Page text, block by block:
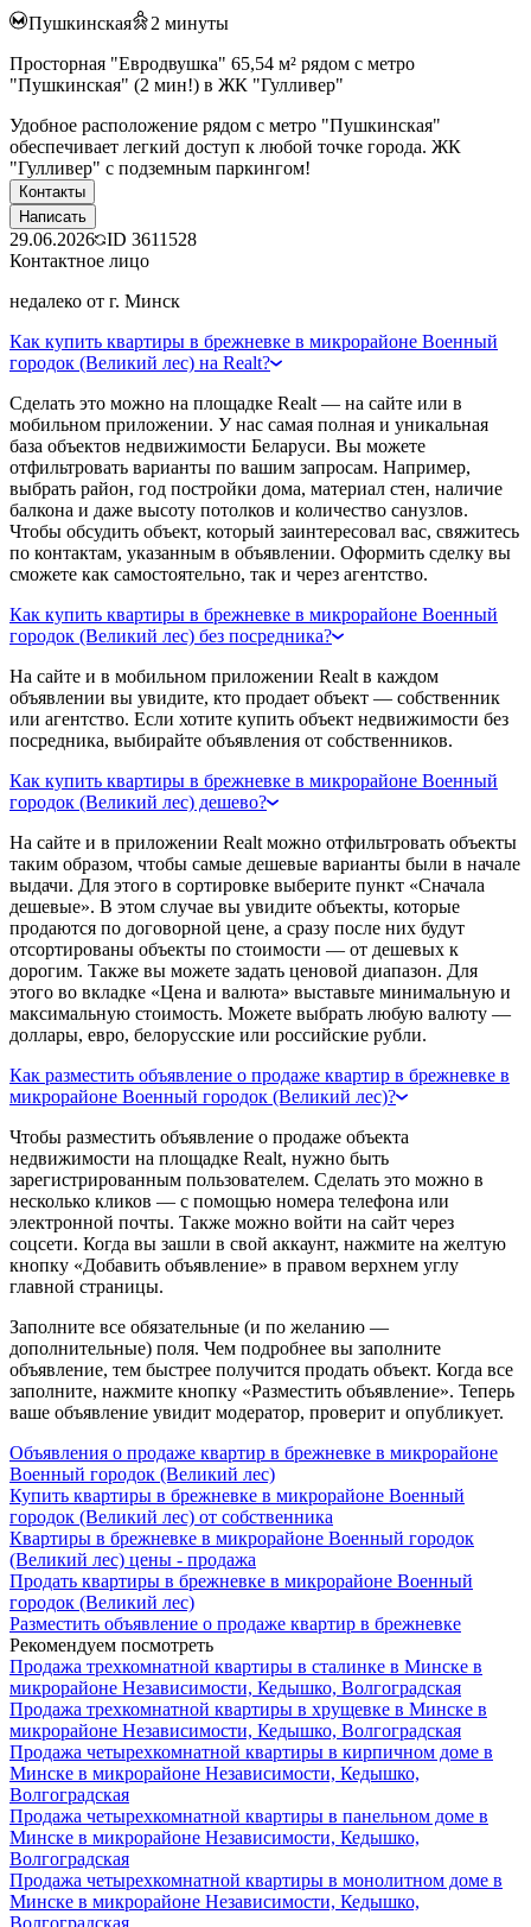
Пушкинская 2 минуты
Просторная "Евродвушка" 65,54 м² рядом с метро
"Пушкинская" (2 мин!) в ЖК "Гулливер"
Удобное расположение рядом с метро "Пушкинская"
обеспечивает легкий доступ к любой точке города. ЖК
"Гулливер" с подземным паркингом!
Контакты
Написать
29.06.2026 ID 3611528
Контактное лицо
недалеко от г. Минск
Как купить квартиры в брежневке в микрорайоне Военный
городок (Великий лес) на Realt?
Сделать это можно на площадке Realt — на сайте или в
мобильном приложении. У нас самая полная и уникальная
база объектов недвижимости Беларуси. Вы можете
отфильтровать варианты по вашим запросам. Например,
выбрать район, год постройки дома, материал стен, наличие
балкона и даже высоту потолков и количество санузлов.
Чтобы обсудить объект, который заинтересовал вас, свяжитесь
по контактам, указанным в объявлении. Оформить сделку вы
сможете как самостоятельно, так и через агентство.
Как купить квартиры в брежневке в микрорайоне Военный
городок (Великий лес) без посредника?
На сайте и в мобильном приложении Realt в каждом
объявлении вы увидите, кто продает объект — собственник
или агентство. Если хотите купить объект недвижимости без
посредника, выбирайте объявления от собственников.
Как купить квартиры в брежневке в микрорайоне Военный
городок (Великий лес) дешево?
На сайте и в приложении Realt можно отфильтровать объекты
таким образом, чтобы самые дешевые варианты были в начале
выдачи. Для этого в сортировке выберите пункт «Сначала
дешевые». В этом случае вы увидите объекты, которые
продаются по договорной цене, а сразу после них будут
отсортированы объекты по стоимости — от дешевых к
дорогим. Также вы можете задать ценовой диапазон. Для
этого во вкладке «Цена и валюта» выставьте минимальную и
максимальную стоимость. Можете выбрать любую валюту —
доллары, евро, белорусские или российские рубли.
Как разместить объявление о продаже квартир в брежневке в
микрорайоне Военный городок (Великий лес)?
Чтобы разместить объявление о продаже объекта
недвижимости на площадке Realt, нужно быть
зарегистрированным пользователем. Сделать это можно в
несколько кликов — с помощью номера телефона или
электронной почты. Также можно войти на сайт через
соцсети. Когда вы зашли в свой аккаунт, нажмите на желтую
кнопку «Добавить объявление» в правом верхнем углу
главной страницы.
Заполните все обязательные (и по желанию —
дополнительные) поля. Чем подробнее вы заполните
объявление, тем быстрее получится продать объект. Когда все
заполните, нажмите кнопку «Разместить объявление». Теперь
ваше объявление увидит модератор, проверит и опубликует.
Объявления о продаже квартир в брежневке в микрорайоне
Военный городок (Великий лес)
Купить квартиры в брежневке в микрорайоне Военный
городок (Великий лес) от собственника
Квартиры в брежневке в микрорайоне Военный городок
(Великий лес) цены - продажа
Продать квартиры в брежневке в микрорайоне Военный
городок (Великий лес)
Разместить объявление о продаже квартир в брежневке
Рекомендуем посмотреть
Продажа трехкомнатной квартиры в сталинке в Минске в
микрорайоне Независимости, Кедышко, Волгоградская
Продажа трехкомнатной квартиры в хрущевке в Минске в
микрорайоне Независимости, Кедышко, Волгоградская
Продажа четырехкомнатной квартиры в кирпичном доме в
Минске в микрорайоне Независимости, Кедышко,
Волгоградская
Продажа четырехкомнатной квартиры в панельном доме в
Минске в микрорайоне Независимости, Кедышко,
Волгоградская
Продажа четырехкомнатной квартиры в монолитном доме в
Минске в микрорайоне Независимости, Кедышко,
Волгоградская